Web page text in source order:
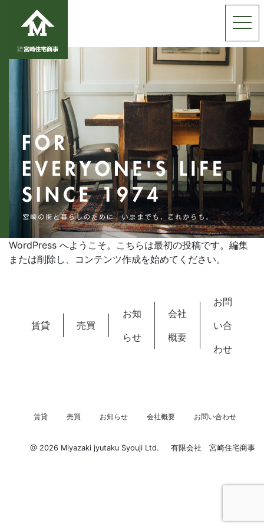
WordPress へようこそ。こちらは最初の投稿です。編集
または削除し、コンテンツ作成を始めてください。
賃貸 売買
お知
らせ
会社
概要
お問
い合
わせ
賃貸 売買 お知らせ 会社概要 お問い合わせ
@ 2026 Miyazaki jyutaku Syouji Ltd. 有限会社 宮崎住宅商事